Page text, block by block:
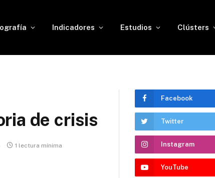
Indicadores Estudios Clústers
de crisis
1 lectura mínima
Facebook
Twitter
Instagram
YouTube